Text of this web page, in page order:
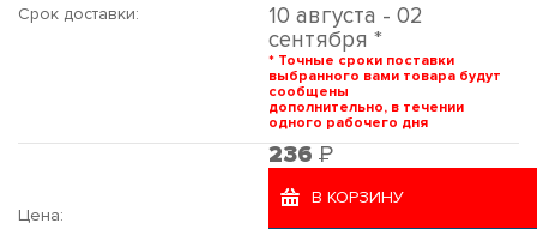
Срок доставки:
10 августа - 02
сентября *
* Точные сроки поставки
выбранного вами товара будут
сообщены
дополнительно, в течении
одного рабочего дня
Цена:
236 Р
В КОРЗИНУ